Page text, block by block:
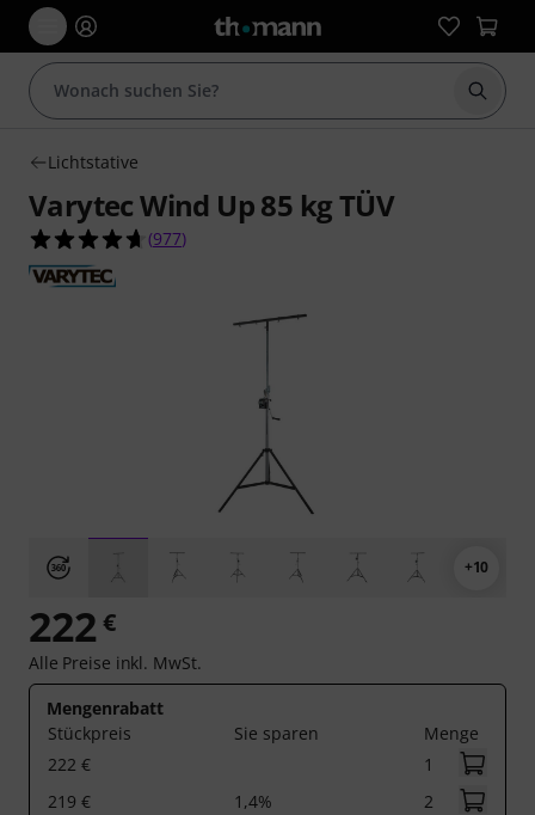
Suche
Lichtstative
Varytec Wind Up 85 kg TÜV
4.7 von 5 Sternen aus 977 Kundenbewertungen
(977)
+10
222 €
Alle Preise inkl. MwSt.
Mengenrabatt
Stückpreis
Sie sparen
Menge
222 €
1
219 €
1,4%
2